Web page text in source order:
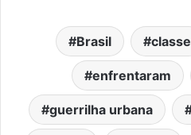
Brasil classe
enfrentaram
guerrilha urbana